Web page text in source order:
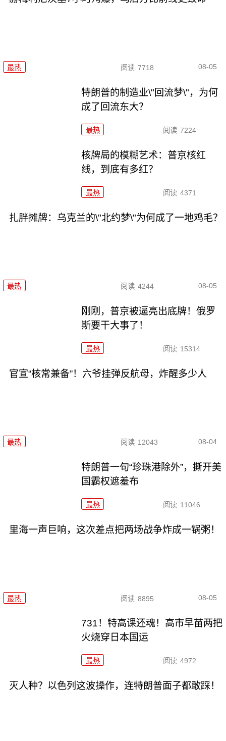
最热 阅读 7718 08-05
特朗普的制造业\"回流梦\"，为何
成了回流东大？
最热 阅读 7224
核牌局的模糊艺术：普京核红
线，到底有多红？
最热 阅读 4371
扎胖摊牌：乌克兰的\"北约梦\"为何成了一地鸡毛？
最热 阅读 4244 08-05
刚刚，普京被逼亮出底牌！俄罗
斯要干大事了！
最热 阅读 15314
官宣“核常兼备”！六爷挂弹反航母，炸醒多少人
最热 阅读 12043 08-04
特朗普一句“珍珠港除外”，撕开美
国霸权遮羞布
最热 阅读 11046
里海一声巨响，这次差点把两场战争炸成一锅粥！
最热 阅读 8895 08-05
731！特高课还魂！高市早苗两把
火烧穿日本国运
最热 阅读 4972
灭人种？以色列这波操作，连特朗普面子都敢踩！